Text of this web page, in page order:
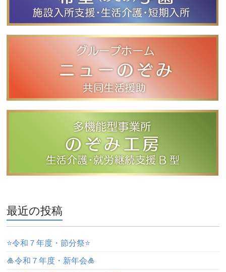
最近の投稿
⭐️令和７年度・節分祭⭐️
🎍令和７年度・新年会🎍